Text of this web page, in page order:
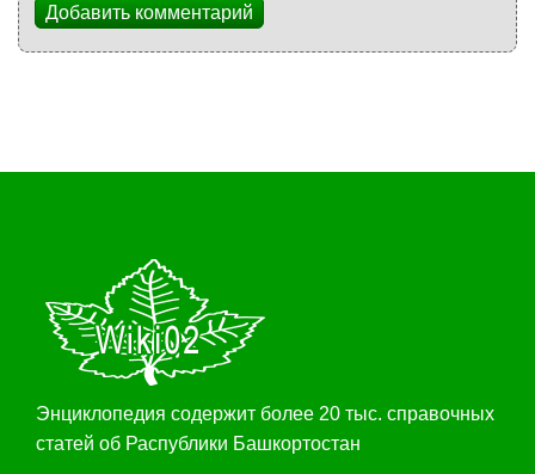
Добавить комментарий
Энциклопедия содержит более 20 тыс. справочных
статей об Распублики Башкортостан